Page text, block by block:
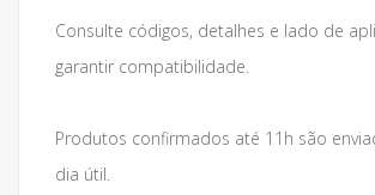
Consulte códigos, detalhes e lado de
garantir compatibilidade.
Produtos confirmados até 11h são
dia útil.